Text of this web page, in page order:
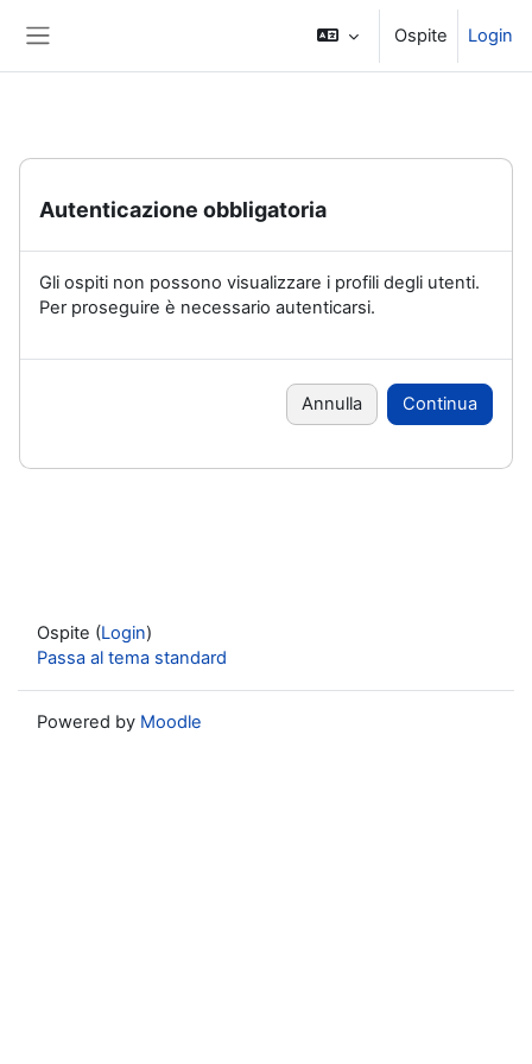
Ospite Login
Autenticazione obbligatoria
Gli ospiti non possono visualizzare i profili degli utenti.
Per proseguire è necessario autenticarsi.
Annulla Continua
Ospite (Login)
Passa al tema standard
Powered by Moodle